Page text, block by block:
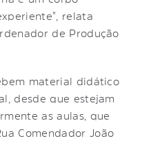
relata
de Produção
material didático
desde que estejam
as aulas, que
Comendador João